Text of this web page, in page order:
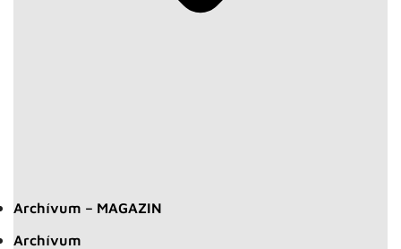
Archívum – MAGAZIN
Archívum